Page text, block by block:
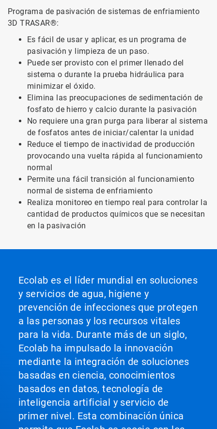
Programa de pasivación de sistemas de enfriamiento
3D TRASAR®:
Es fácil de usar y aplicar, es un programa de
pasivación y limpieza de un paso.
Puede ser provisto con el primer llenado del
sistema o durante la prueba hidráulica para
minimizar el óxido.
Elimina las preocupaciones de sedimentación de
fosfato de hierro y calcio durante la pasivación
No requiere una gran purga para liberar al sistema
de fosfatos antes de iniciar/calentar la unidad
Reduce el tiempo de inactividad de producción
provocando una vuelta rápida al funcionamiento
normal
Permite una fácil transición al funcionamiento
normal de sistema de enfriamiento
Realiza monitoreo en tiempo real para controlar la
cantidad de productos químicos que se necesitan
en la pasivación
Ecolab es el líder mundial en soluciones
y servicios de agua, higiene y
prevención de infecciones que protegen
a las personas y los recursos vitales
para la vida. Durante más de un siglo,
Ecolab ha impulsado la innovación
mediante la integración de soluciones
basadas en ciencia, conocimientos
basados en datos, tecnología de
inteligencia artificial y servicio de
primer nivel. Esta combinación única